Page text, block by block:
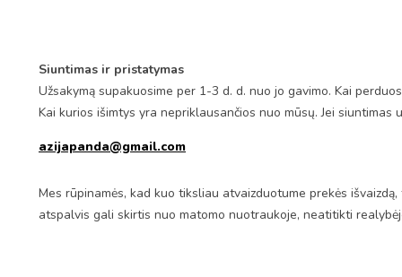
Siuntimas ir pristatymas
Užsakymą supakuosime per 1-3 d. d. nuo jo gavimo. Kai
Kai kurios išimtys yra nepriklausančios nuo mūsų. Jei siuntimas
azijapanda@gmail.com
Mes rūpinamės, kad kuo tiksliau atvaizduotume prekės
atspalvis gali skirtis nuo matomo nuotraukoje, neatitikti